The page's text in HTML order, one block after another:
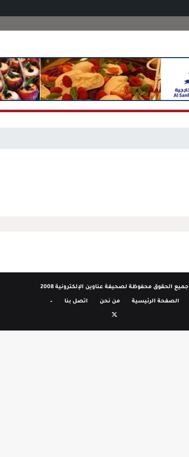
جميع الحقوق محفوظة لصحيفة عناوين الإلكترونية 2008
الصفحة الرئيسية من نحن اتصل بنا –